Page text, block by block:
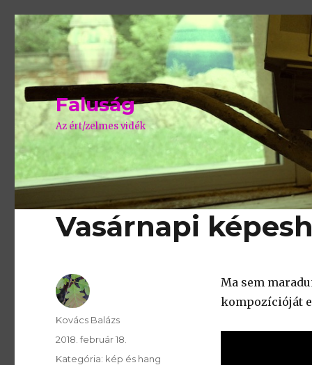
Faluság
Az ért/zelmes vidék
Vasárnapi
Ma sem
kompozícióját
SzerzÅ
Kovács Balázs
Közzétéve:
2018. február 18.
Kategória: Kategória:
kép és hang